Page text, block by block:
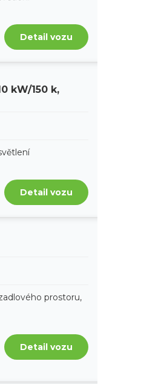
Detail vozu
kW/150 k,
Detail vozu
prostoru,
Detail vozu